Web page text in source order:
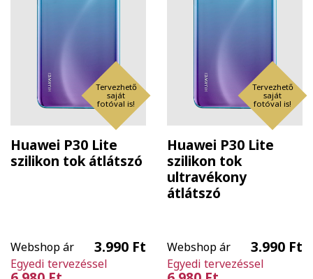
Tervezhető
saját
fotóval is!
Huawei P30 Lite
szilikon tok átlátszó
Webshop ár 3.990 Ft
Egyedi tervezéssel
Tervezhető
saját
fotóval is!
Huawei P30 Lite
szilikon tok
ultravékony
átlátszó
Webshop ár 3.990 Ft
Egyedi tervezéssel